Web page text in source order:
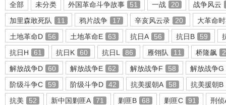
环
全部 未分类 外国革命斗争故事 51 一战 20
战争风云
加里森敢死队
11 鸦片战争 17 辛亥风云录 20
大革命
土地革命D
56 土地革命E 63 抗日A 56 抗日B 59
抗日H
61 抗日K 60 抗日L 86 雁翎队 11 桥隆飙
解放战争D
60 解放战争E 62 解放战争F 58
解放战争G
阶级斗争C
59 阶级斗争D 42 抗美援朝A 58
抗美援朝B
抗美
52 新中国剿匪A 71 剿匪B 68 剿匪C 91
刑侦